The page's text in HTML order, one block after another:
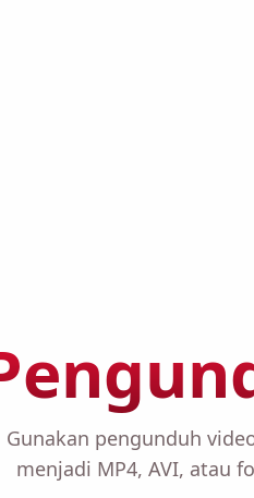
Gunakan pengunduh
menjadi MP4, AVI, atau